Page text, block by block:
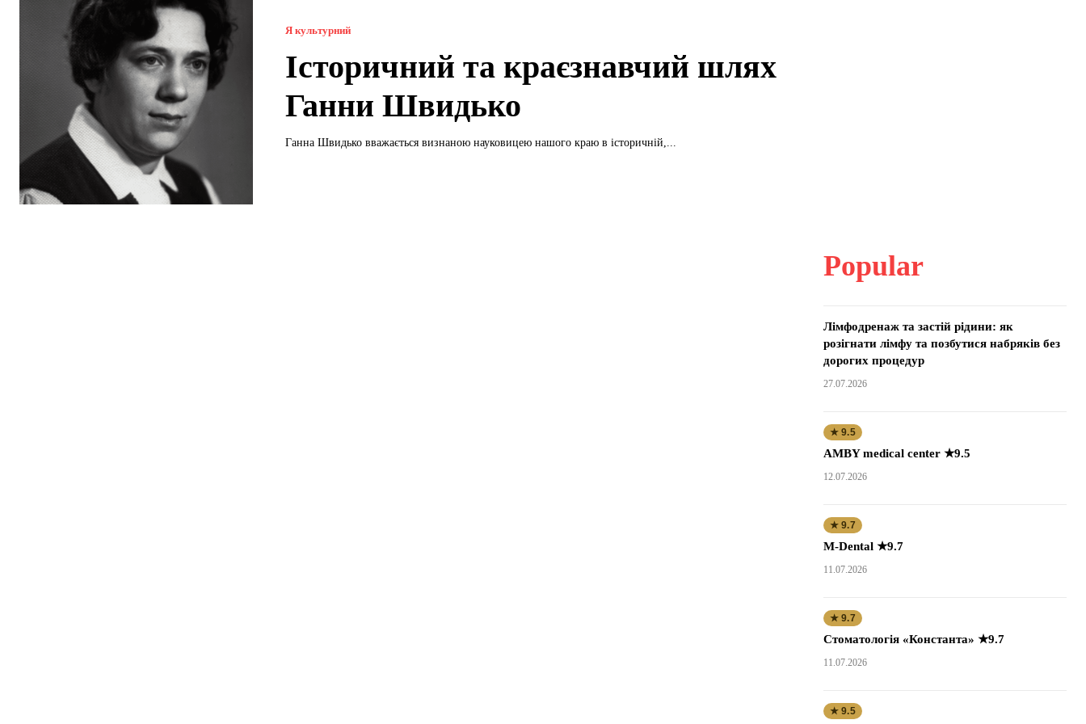
Я культурний
Історичний та краєзнавчий шлях
Ганни Швидько
Ганна Швидько вважається визнаною науковицею нашого краю в історичній,...
Popular
Лімфодренаж та застій рідини: як
розігнати лімфу та позбутися набряків без
дорогих процедур
27.07.2026
★ 9.5
AMBY medical center ★9.5
12.07.2026
★ 9.7
M-Dental ★9.7
11.07.2026
★ 9.7
Стоматологія «Константа» ★9.7
11.07.2026
★ 9.5